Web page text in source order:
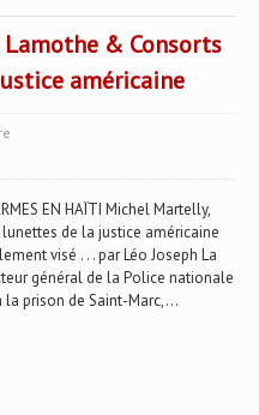
& Consorts
américaine
EN HAÏTI Michel Martelly,
de la justice américaine
visé . . . par Léo Joseph La
général de la Police nationale
la prison de Saint-Marc,...